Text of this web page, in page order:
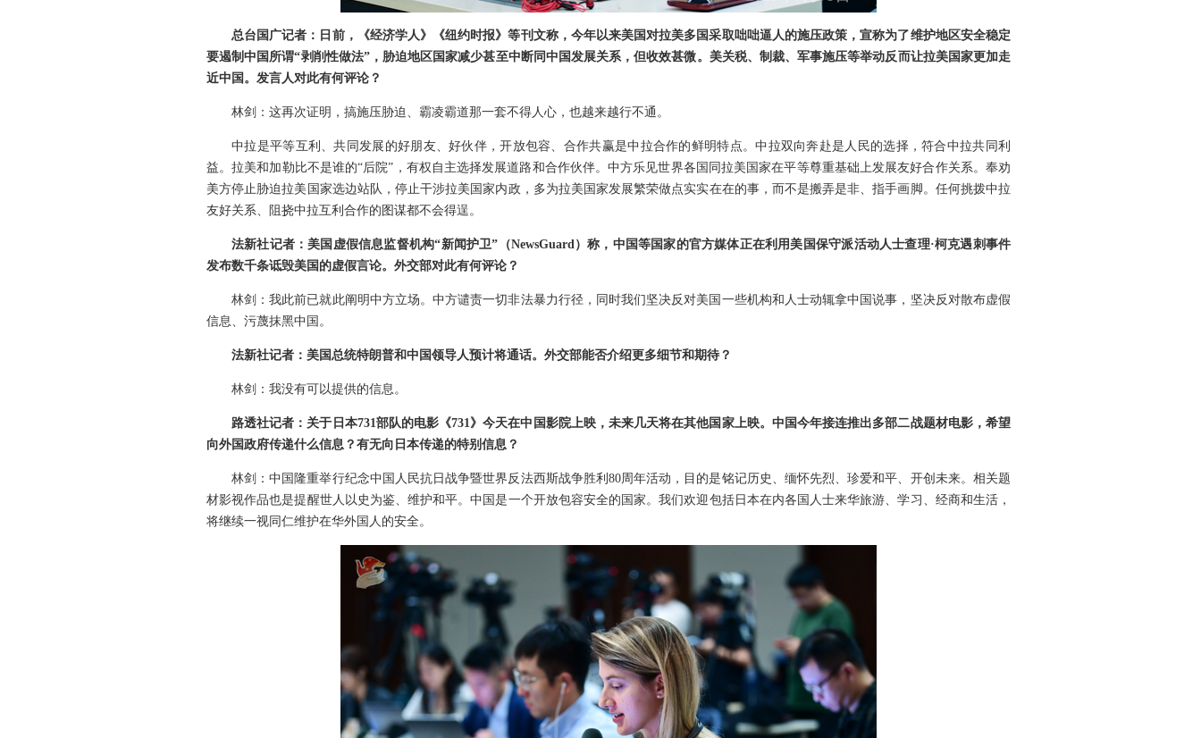
总台国广记者：日前，《经济学人》《纽约时报》等刊文称，今年以来美国对拉美多国采取咄咄逼人的施压政策，宣称为了维护地区安全稳定
要遏制中国所谓“剥削性做法”，胁迫地区国家减少甚至中断同中国发展关系，但收效甚微。美关税、制裁、军事施压等举动反而让拉美国家更加走
近中国。发言人对此有何评论？
林剑：这再次证明，搞施压胁迫、霸凌霸道那一套不得人心，也越来越行不通。
中拉是平等互利、共同发展的好朋友、好伙伴，开放包容、合作共赢是中拉合作的鲜明特点。中拉双向奔赴是人民的选择，符合中拉共同利
益。拉美和加勒比不是谁的“后院”，有权自主选择发展道路和合作伙伴。中方乐见世界各国同拉美国家在平等尊重基础上发展友好合作关系。奉劝
美方停止胁迫拉美国家选边站队，停止干涉拉美国家内政，多为拉美国家发展繁荣做点实实在在的事，而不是搬弄是非、指手画脚。任何挑拨中拉
友好关系、阻挠中拉互利合作的图谋都不会得逞。
法新社记者：美国虚假信息监督机构“新闻护卫”（NewsGuard）称，中国等国家的官方媒体正在利用美国保守派活动人士查理·柯克遇刺事件
发布数千条诋毁美国的虚假言论。外交部对此有何评论？
林剑：我此前已就此阐明中方立场。中方谴责一切非法暴力行径，同时我们坚决反对美国一些机构和人士动辄拿中国说事，坚决反对散布虚假
信息、污蔑抹黑中国。
法新社记者：美国总统特朗普和中国领导人预计将通话。外交部能否介绍更多细节和期待？
林剑：我没有可以提供的信息。
路透社记者：关于日本731部队的电影《731》今天在中国影院上映，未来几天将在其他国家上映。中国今年接连推出多部二战题材电影，希望
向外国政府传递什么信息？有无向日本传递的特别信息？
林剑：中国隆重举行纪念中国人民抗日战争暨世界反法西斯战争胜利80周年活动，目的是铭记历史、缅怀先烈、珍爱和平、开创未来。相关题
材影视作品也是提醒世人以史为鉴、维护和平。中国是一个开放包容安全的国家。我们欢迎包括日本在内各国人士来华旅游、学习、经商和生活，
将继续一视同仁维护在华外国人的安全。